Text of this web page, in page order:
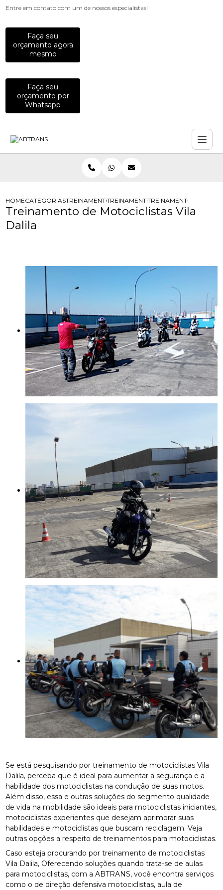
Entre em contato com um de nossos especialistas!
Faça seu
orçamento agora
mesmo
Faça seu
orçamento por
Whatsapp
HOMECATEGORIASTREINAMENTOS PARA MOTOCICLISTAS
TREINAMENTO DE DIRECAO
TREINAMENTO DE
Treinamento de Motociclistas Vila
Dalila
Se está pesquisando por treinamento de motociclistas Vila
Dalila, perceba que é ideal para aumentar a segurança e a
habilidade dos motociclistas na condução de suas motos.
Além disso, essa e outras soluções do segmento qualidade
de vida na mobilidade são ideais para motociclistas iniciantes,
motociclistas experientes que desejam aprimorar suas
habilidades e motociclistas que buscam reciclagem. Veja
outras opções a respeito de treinamentos para motociclistas.
Caso esteja procurando por treinamento de motociclistas
Vila Dalila, Oferecendo soluções quando trata-se de aulas
para motociclistas, com a ABTRANS, você encontra serviços
como o de direção defensiva motociclistas, aula de